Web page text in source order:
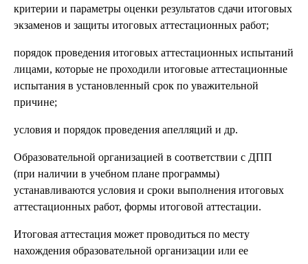
критерии и параметры оценки результатов сдачи итоговых
экзаменов и защиты итоговых аттестационных работ;
порядок проведения итоговых аттестационных испытаний
лицами, которые не проходили итоговые аттестационные
испытания в установленный срок по уважительной
причине;
условия и порядок проведения апелляций и др.
Образовательной организацией в соответствии с ДПП
(при наличии в учебном плане программы)
устанавливаются условия и сроки выполнения итоговых
аттестационных работ, формы итоговой аттестации.
Итоговая аттестация может проводиться по месту
нахождения образовательной организации или ее